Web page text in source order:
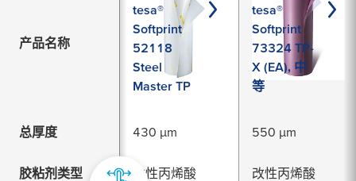
产品名称
tesa®
Softprint
52118
Steel
Master TP
tesa®
Softprint
73324 TP-
X (EA), 中
等
总厚度 430 µm 550 µm
胶粘剂类型 改性丙烯酸 改性丙烯酸